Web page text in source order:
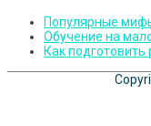
Популярные
Обучение на
Как подготовить